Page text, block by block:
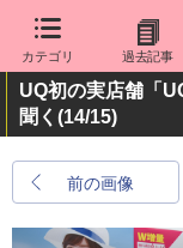
カテゴリ 過去記事
UQ初の実店舗「
聞く (14/15)
前の画像